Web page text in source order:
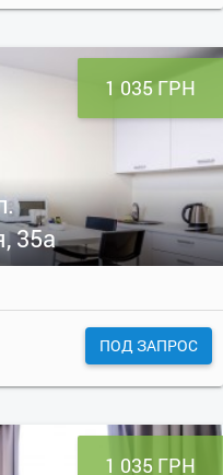
1 035 ГРН
35а
ПОД ЗАПРОС
1 035 ГРН